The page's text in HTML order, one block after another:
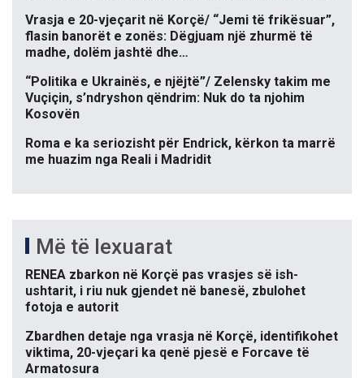
Vrasja e 20-vjeçarit në Korçë/ “Jemi të frikësuar”,
flasin banorët e zonës: Dëgjuam një zhurmë të
madhe, dolëm jashtë dhe…
“Politika e Ukrainës, e njëjtë”/ Zelensky takim me
Vuçiçin, s’ndryshon qëndrim: Nuk do ta njohim
Kosovën
Roma e ka seriozisht për Endrick, kërkon ta marrë
me huazim nga Reali i Madridit
Më të lexuarat
RENEA zbarkon në Korçë pas vrasjes së ish-
ushtarit, i riu nuk gjendet në banesë, zbulohet
fotoja e autorit
Zbardhen detaje nga vrasja në Korçë, identifikohet
viktima, 20-vjeçari ka qenë pjesë e Forcave të
Armatosura